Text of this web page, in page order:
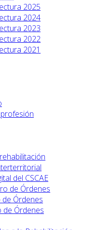
2025
2024
2023
2022
2021
del CSCAE
de Órdenes
de Órdenes
de Órdenes